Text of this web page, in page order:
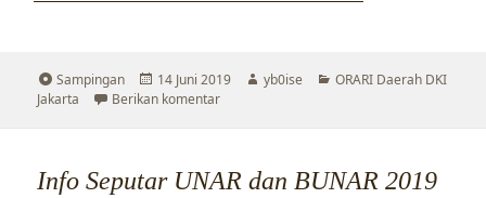
Format
Sampingan
Diposkan
pada
14 Juni 2019 Penulis
yb0ise Kategori
ORARI Daerah DKI
Jakarta
Berikan komentaruntuk Pengumuman Hari Raya Iedul Fitri
Info Seputar UNAR dan BUNAR 2019